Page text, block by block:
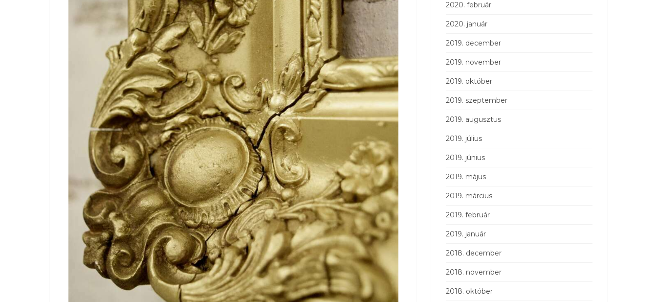
2020. február
2020. január
2019. december
2019. november
2019. október
2019. szeptember
2019. augusztus
2019. július
2019. június
2019. május
2019. március
2019. február
2019. január
2018. december
2018. november
2018. október